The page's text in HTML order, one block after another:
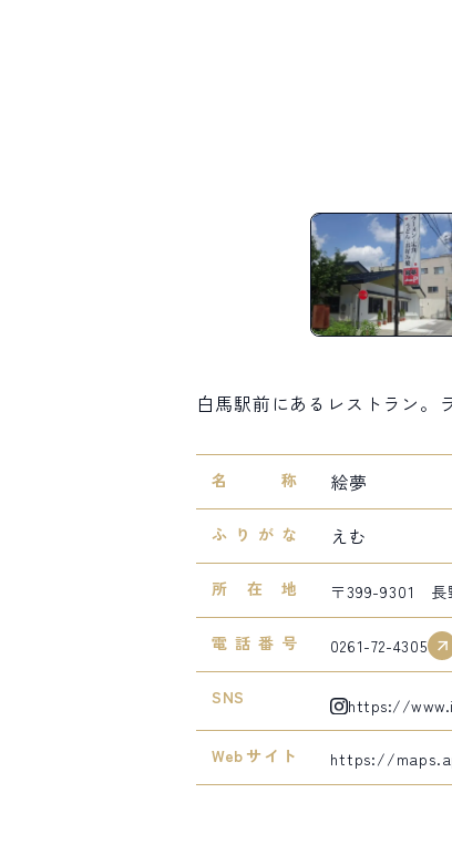
白馬駅前にあるレストラン。
名称 絵夢
ふりがな えむ
所在地 〒399-9301 長
電話番号 0261-72-4305
SNS https://
Webサイト https://